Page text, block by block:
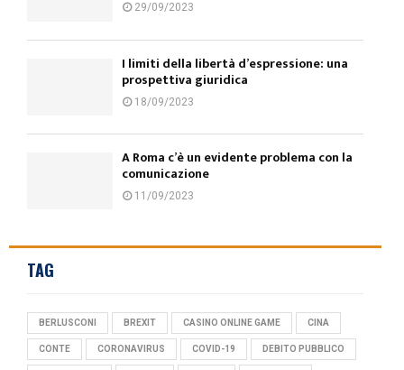
29/09/2023
I limiti della libertà d’espressione: una
prospettiva giuridica
18/09/2023
A Roma c’è un evidente problema con la
comunicazione
11/09/2023
TAG
BERLUSCONI BREXIT CASINO ONLINE GAME CINA
CONTE CORONAVIRUS COVID-19 DEBITO PUBBLICO